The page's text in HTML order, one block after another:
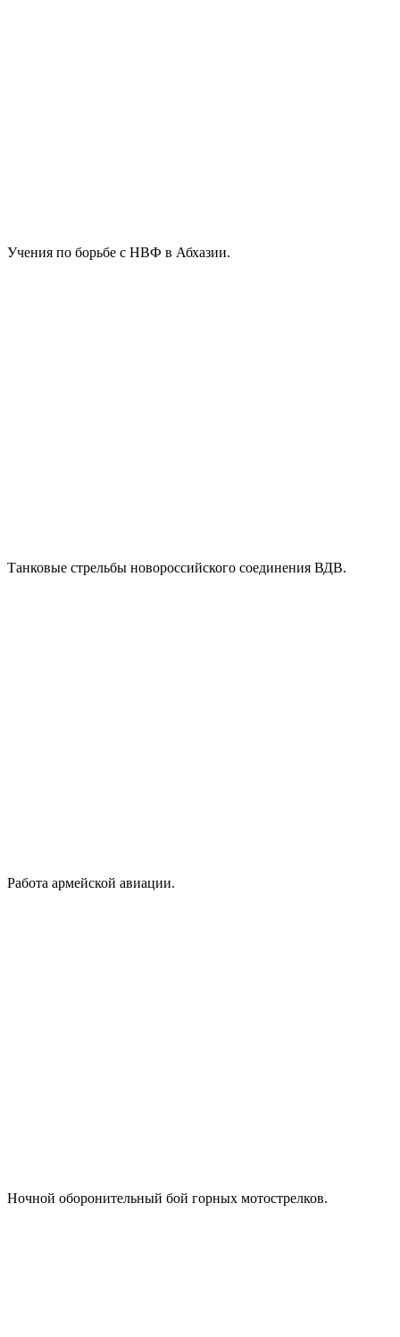
Учения по борьбе с НВФ в Абхазии.
Танковые стрельбы новороссийского соединения ВДВ.
Работа армейской авиации.
Ночной оборонительный бой горных мотострелков.